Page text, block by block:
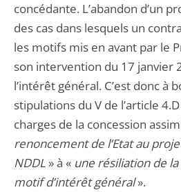
concédante. L’abandon d’un
des cas dans lesquels un
les motifs mis en avant par le
son intervention du 17 janvier
l’intérêt général. C’est donc à
stipulations du V de l’article
charges de la concession
renoncement de l’Etat au
NDDL » à « une résiliation de
motif d’intérêt général».